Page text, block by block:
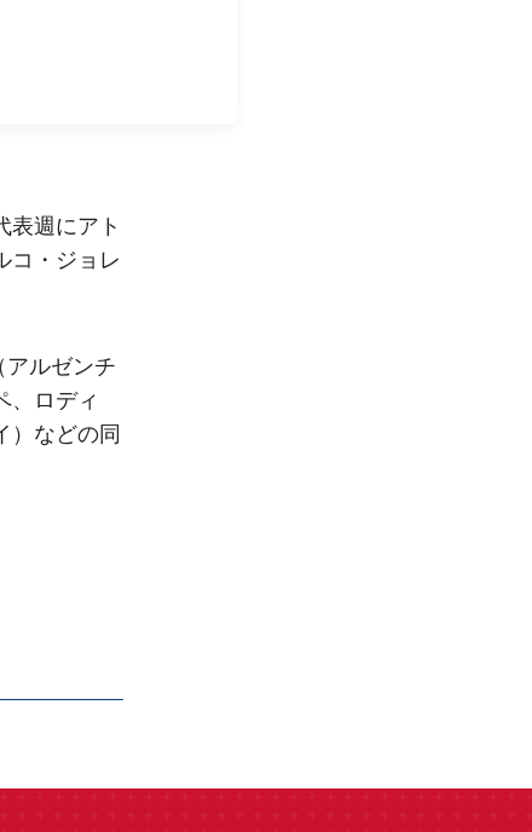
表週にアト
コ・ジョレ
アルゼンチ
、ロディ
）などの同